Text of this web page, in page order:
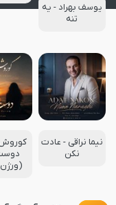
یوسف بهراد - یه
تنه
نیما نراقی - عادت
نکن
کوروش